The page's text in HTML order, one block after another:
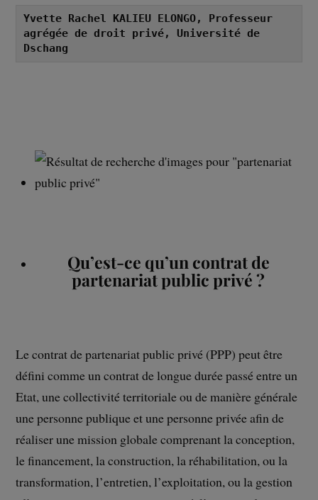
Yvette Rachel KALIEU ELONGO, Professeur
agrégée de droit privé, Université de
Dschang
Qu’est-ce qu’un contrat de
partenariat public privé ?
Le contrat de partenariat public privé (PPP) peut être
défini comme un contrat de longue durée passé entre un
Etat, une collectivité territoriale ou de manière générale
une personne publique et une personne privée afin de
réaliser une mission globale comprenant la conception,
le financement, la construction, la réhabilitation, ou la
transformation, l’entretien, l’exploitation, ou la gestion